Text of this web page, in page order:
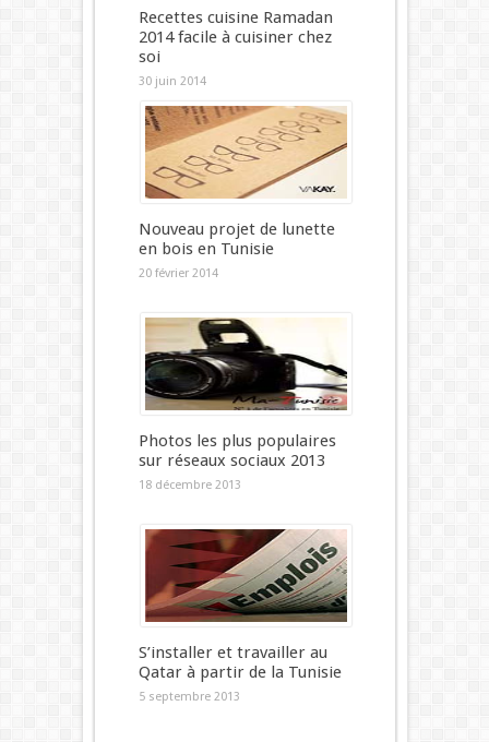
Recettes cuisine Ramadan
2014 facile à cuisiner chez
soi
30 juin 2014
Nouveau projet de lunette
en bois en Tunisie
20 février 2014
Photos les plus populaires
sur réseaux sociaux 2013
18 décembre 2013
S’installer et travailler au
Qatar à partir de la Tunisie
5 septembre 2013